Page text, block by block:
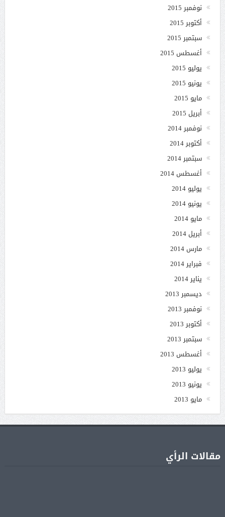
نوفمبر 2015
أكتوبر 2015
سبتمبر 2015
أغسطس 2015
يوليو 2015
يونيو 2015
مايو 2015
أبريل 2015
نوفمبر 2014
أكتوبر 2014
سبتمبر 2014
أغسطس 2014
يوليو 2014
يونيو 2014
مايو 2014
أبريل 2014
مارس 2014
فبراير 2014
يناير 2014
ديسمبر 2013
نوفمبر 2013
أكتوبر 2013
سبتمبر 2013
أغسطس 2013
يوليو 2013
يونيو 2013
مايو 2013
مقالات الرأي